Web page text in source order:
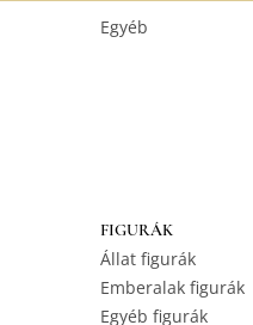
Egyéb
FIGURÁK
Állat figurák
Emberalak figurák
Egyéb figurák